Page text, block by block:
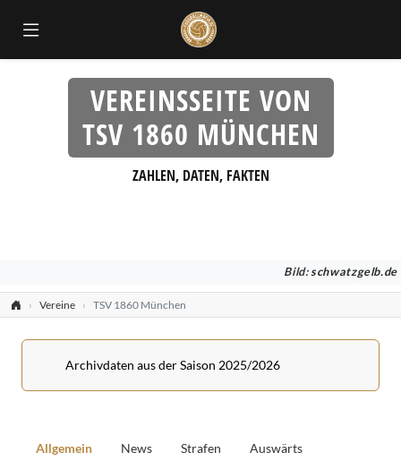
VEREINSSEITE VON
TSV 1860 MÜNCHEN
ZAHLEN, DATEN, FAKTEN
Bild:schwatzgelb.de
Vereine TSV 1860 München
Archivdaten aus der Saison 2025/2026
Allgemein News Strafen Auswärts